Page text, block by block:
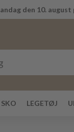
den 10. august
LEGETØJ